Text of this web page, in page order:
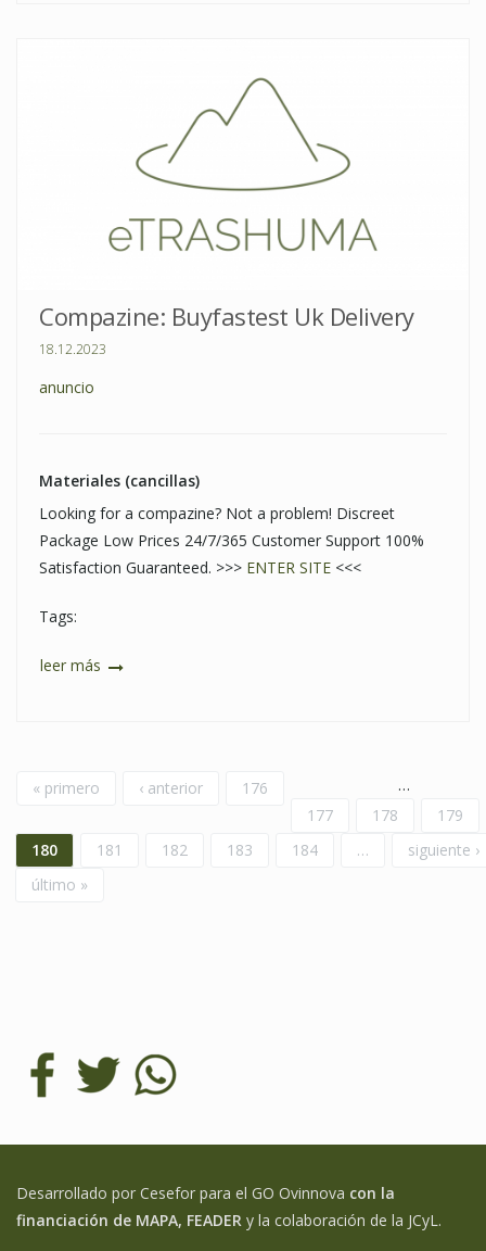
Compazine: Buyfastest Uk Delivery
18.12.2023
anuncio
Materiales (cancillas)
Looking for a compazine? Not a problem! Discreet
Package Low Prices 24/7/365 Customer Support 100%
Satisfaction Guaranteed. >>> ENTER SITE <<<
Tags:
leer más
Páginas
« primero ‹ anterior …
176
177
178
179
180
181 182 183 184 …
siguiente ›
último »
Desarrollado por Cesefor para el GO Ovinnova con la
financiación de MAPA, FEADER y la colaboración de la JCyL.